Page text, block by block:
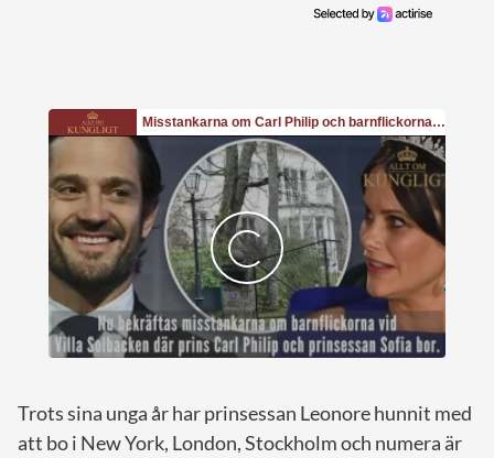
Trots sina unga år har prinsessan Leonore hunnit med
att bo i New York, London, Stockholm och numera är